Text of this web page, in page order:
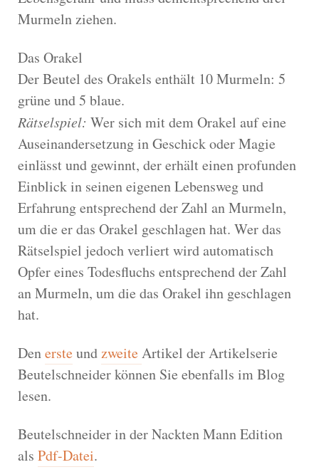
Murmeln ziehen.
Das Orakel
Der Beutel des Orakels enthält 10 Murmeln: 5
grüne und 5 blaue.
Rätselspiel: Wer sich mit dem Orakel auf eine
Auseinandersetzung in Geschick oder Magie
einlässt und gewinnt, der erhält einen profunden
Einblick in seinen eigenen Lebensweg und
Erfahrung entsprechend der Zahl an Murmeln,
um die er das Orakel geschlagen hat. Wer das
Rätselspiel jedoch verliert wird automatisch
Opfer eines Todesfluchs entsprechend der Zahl
an Murmeln, um die das Orakel ihn geschlagen
hat.
DenersteundzweiteArtikel der Artikelserie
Beutelschneider können Sie ebenfalls im Blog
lesen.
Beutelschneider in der Nackten Mann Edition
als Pdf-Datei.